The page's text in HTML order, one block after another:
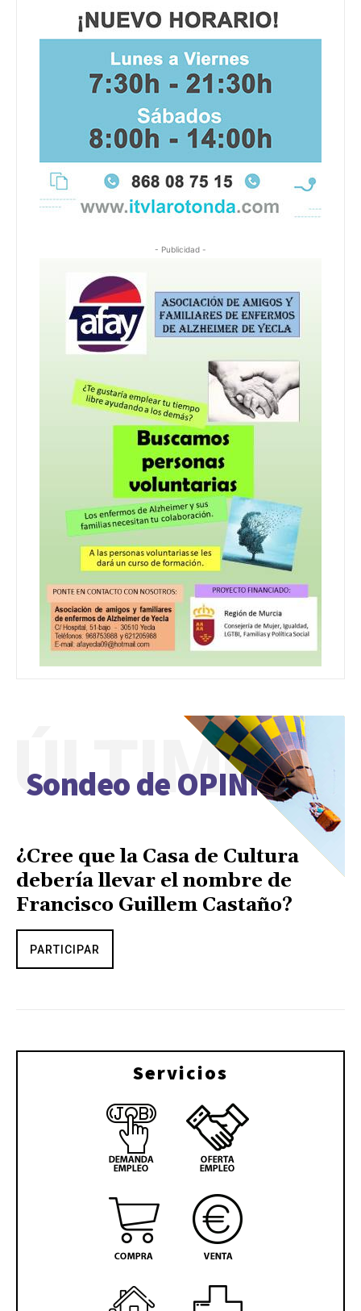
- Publicidad -
Sondeo de OPINIÓN
ÚLTIMO
¿Cree que la Casa de Cultura
debería llevar el nombre de
Francisco Guillem Castaño?
PARTICIPAR
Servicios